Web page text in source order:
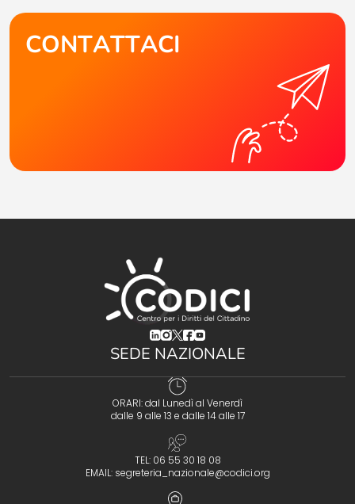
CONTATTACI
(opens in a new tab)
(opens in a new tab)
(opens in a new tab)
(opens in a new tab)
(opens in a new tab)
SEDE NAZIONALE
ORARI: dal Lunedì al Venerdì
dalle 9 alle 13 e dalle 14 alle 17
TEL: 06 55 30 18 08
EMAIL: segreteria_nazionale@codici.org